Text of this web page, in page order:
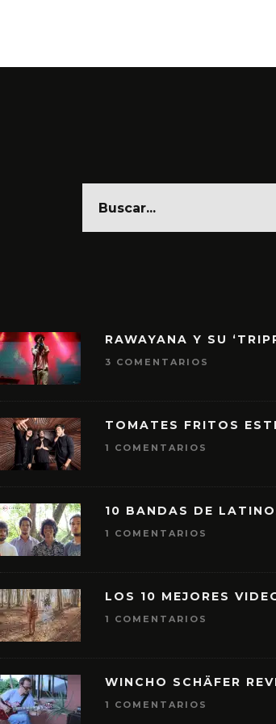
RAWAYANA Y SU
3 COMENTARIOS
TOMATES FRITOS
1 COMENTARIOS
10 BANDAS DE
1 COMENTARIOS
LOS 10 MEJORES
1 COMENTARIOS
WINCHO SCHÄFER
1 COMENTARIOS